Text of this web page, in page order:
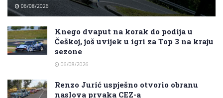
06/08/2026
Knego dvaput na korak do podija u
Češkoj, još uvijek u igri za Top 3 na kraju
sezone
06/08/2026
Renzo Jurić uspješno otvorio obranu
naslova prvaka CEZ-a